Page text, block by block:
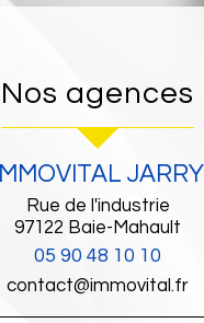
Nos agences
IMMOVITAL JARRY
Rue de l'industrie
97122 Baie-Mahault
05 90 48 10 10
contact@immovital.fr